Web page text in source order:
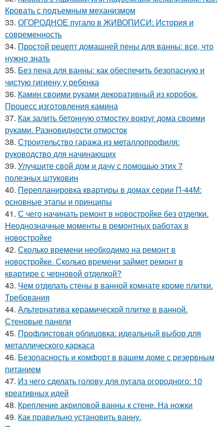
Кровать с подъемным механизмом
33. ОГОРОДНОЕ пугало в ЖИВОПИСИ: История и
современность
34. Простой рецепт домашней пены для ванны: все, что
нужно знать
35. Без пена для ванны: как обеспечить безопасную и
чистую гигиену у ребенка
36. Камин своими руками декоративный из коробок.
Процесс изготовления камина
37. Как залить бетонную отмостку вокруг дома своими
руками. Разновидности отмосток
38. Строительство гаража из металлопрофиля:
руководство для начинающих
39. Улучшите свой дом и дачу с помощью этих 7
полезных штуковин
40. Перепланировка квартиры в домах серии П-44М:
основные этапы и принципы
41. С чего начинать ремонт в новостройке без отделки.
Неоднозначные моменты в ремонтных работах в
новостройке
42. Сколько времени необходимо на ремонт в
новостройке. Сколько времени займет ремонт в
квартире с черновой отделкой?
43. Чем отделать стены в ванной комнате кроме плитки.
Требования
44. Альтернатива керамической плитке в ванной.
Стеновые панели
45. Профлистовая облицовка: идеальный выбор для
металлического каркаса
46. Безопасность и комфорт в вашем доме с резервным
питанием
47. Из чего сделать голову для пугала огородного: 10
креативных идей
48. Крепление акриловой ванны к стене. На ножки
49. Как правильно установить ванну.